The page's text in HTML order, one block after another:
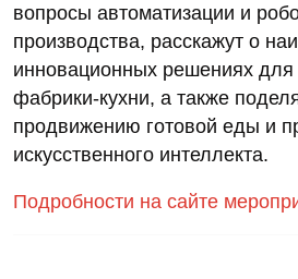
вопросы автоматизации и
производства, расскажут о
инновационных решениях
фабрики-кухни, а также
продвижению готовой еды и
искусственного интеллекта.
Подробности на сайте